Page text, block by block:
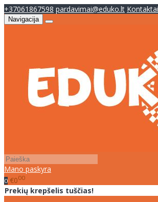
+37061867598 pardavimai@eduko.lt Kontaktai
Navigacija
Mano paskyra
0 €000
Prekių krepšelis tuščias!